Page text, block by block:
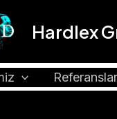
Hardlex